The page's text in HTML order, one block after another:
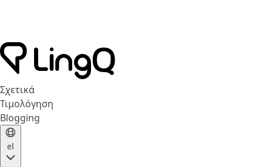
Σχετικά
Τιμολόγηση
Blogging
el